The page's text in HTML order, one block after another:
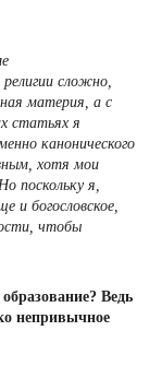
сложно,
материя, а с
статьях я
канонического
хотя мои
поскольку я,
и богословское,
чтобы
Ведь
непривычное